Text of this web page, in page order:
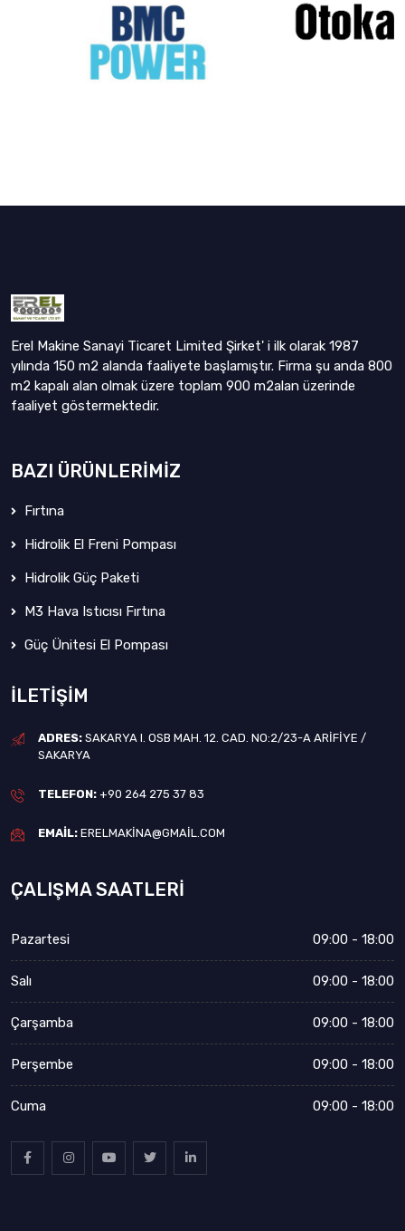
Erel Makine Sanayi Ticaret Limited Şirket' i ilk olarak 1987
yılında 150 m2 alanda faaliyete başlamıştır. Firma şu anda 800
m2 kapalı alan olmak üzere toplam 900 m2alan üzerinde
faaliyet göstermektedir.
BAZI ÜRÜNLERIMIZ
Fırtına
Hidrolik El Freni Pompası
Hidrolik Güç Paketi
M3 Hava Istıcısı Fırtına
Güç Ünitesi El Pompası
İLETIŞIM
ADRES: SAKARYA I. OSB MAH. 12. CAD. NO:2/23-A ARIFIYE /
SAKARYA
TELEFON: +90 264 275 37 83
EMAIL: ERELMAKINA@GMAIL.COM
ÇALIŞMA SAATLERI
Pazartesi 09:00 - 18:00
Salı 09:00 - 18:00
Çarşamba 09:00 - 18:00
Perşembe 09:00 - 18:00
Cuma 09:00 - 18:00